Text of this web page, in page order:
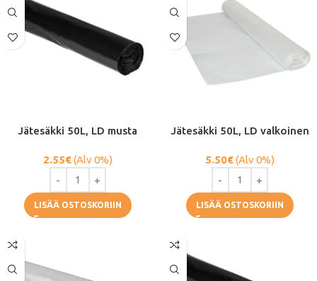
Jätesäkki 50L, LD musta
2.55€(Alv 0%)
LISÄÄ OSTOSKORIIN
Jätesäkki 50L, LD valkoinen
5.50€(Alv 0%)
LISÄÄ OSTOSKORIIN